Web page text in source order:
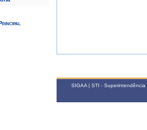
SIGAA | STI -